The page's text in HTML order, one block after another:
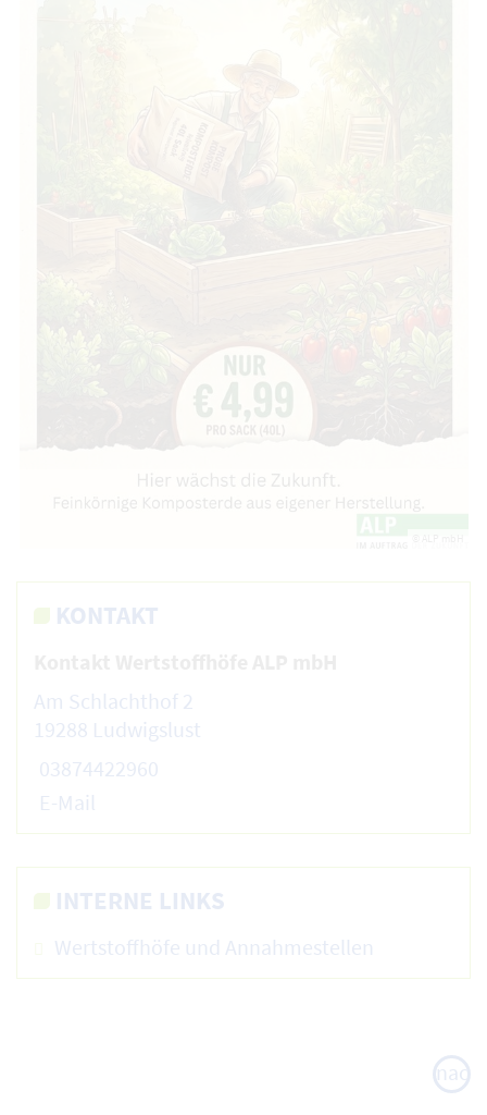
KONTAKT
Am Schlachthof 2
19288 Ludwigslust
03874422960
E-Mail
INTERNE LINKS
Wertstoffhöfe und Annahmestellen
nach
oben